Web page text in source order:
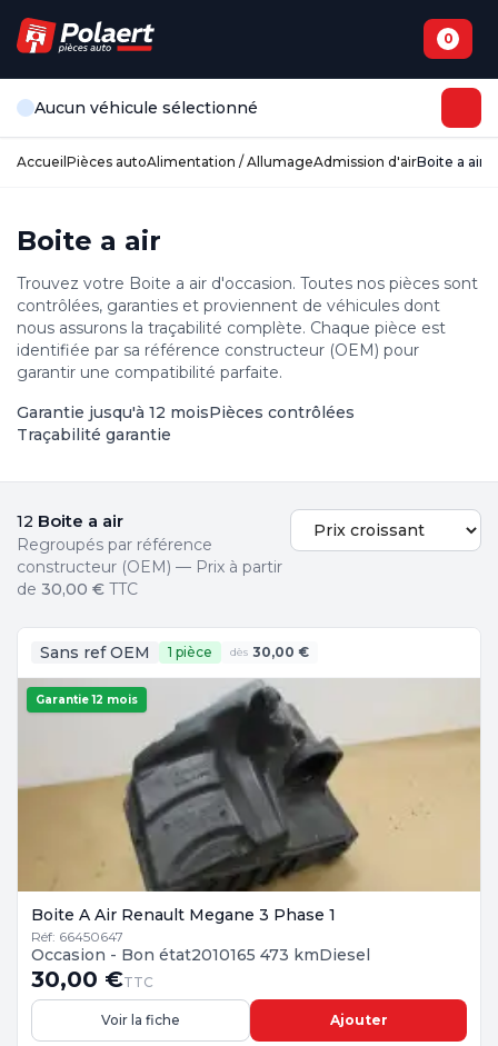
0
Aucun véhicule sélectionné
Accueil Pièces autoAlimentation / AllumageAdmission d'airBoite a air
Boite a air
Trouvez votre Boite a air d'occasion. Toutes nos pièces sont
contrôlées, garanties et proviennent de véhicules dont
nous assurons la traçabilité complète. Chaque pièce est
identifiée par sa référence constructeur (OEM) pour
garantir une compatibilité parfaite.
Garantie jusqu'à 12 moisPièces contrôlées
Traçabilité garantie
12 Boite a air
Regroupés par référence
constructeur (OEM) — Prix à partir
de 30,00 € TTC
Sans ref OEM 1 pièce dès 30,00 €
Garantie 12 mois
Boite A Air Renault Megane 3 Phase 1
Réf: 66450647
Occasion - Bon état2010165 473 kmDiesel
30,00 €TTC
Voir la fiche Ajouter